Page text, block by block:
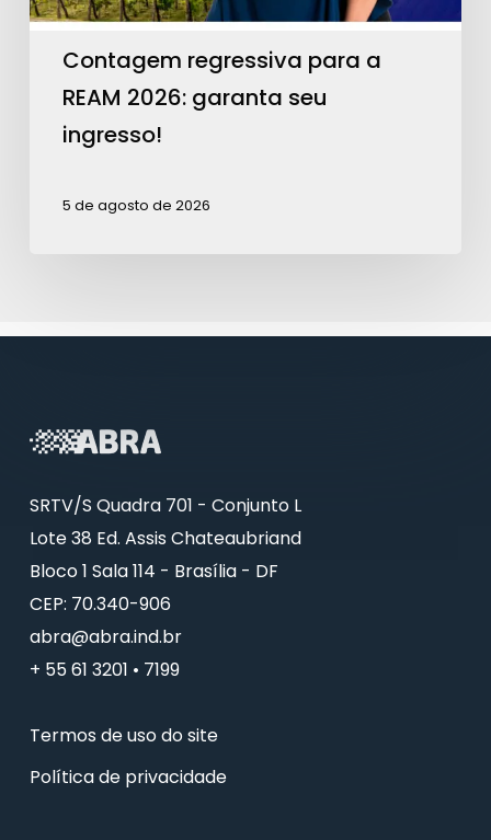
ingresso!
Contagem regressiva para a
REAM 2026: garanta seu
ingresso!
5 de agosto de 2026
SRTV/S Quadra 701 - Conjunto L
Lote 38 Ed. Assis Chateaubriand
Bloco 1 Sala 114 - Brasília - DF
CEP: 70.340-906
abra@abra.ind.br
+ 55 61 3201 • 7199
Termos de uso do site
Política de privacidade